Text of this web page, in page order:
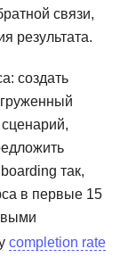
связи,
результата.
создать
так,
в первые 15
completion rate